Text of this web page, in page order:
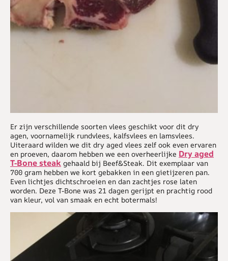
Er zijn verschillende soorten vlees geschikt voor dit dry
agen, voornamelijk rundvlees, kalfsvlees en lamsvlees.
Uiteraard wilden we dit dry aged vlees zelf ook even ervaren
en proeven, daarom hebben we een overheerlijke Dry aged
T-Bone steak gehaald bij Beef&Steak. Dit exemplaar van
700 gram hebben we kort gebakken in een gietijzeren pan.
Even lichtjes dichtschroeien en dan zachtjes rose laten
worden. Deze T-Bone was 21 dagen gerijpt en prachtig rood
van kleur, vol van smaak en echt botermals!